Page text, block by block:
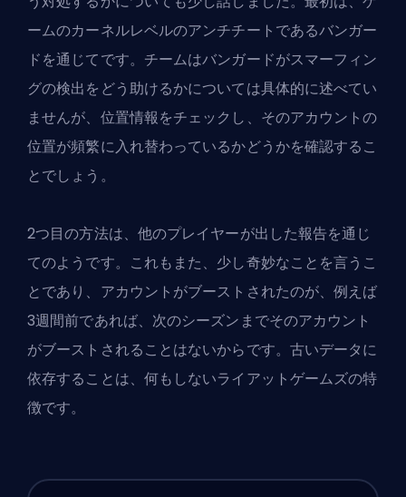
ームのカーネルレベルのアンチチートであるバンガー
ドを通じてです。チームはバンガードがスマーフィン
グの検出をどう助けるかについては具体的に述べてい
ませんが、位置情報をチェックし、そのアカウントの
位置が頻繁に入れ替わっているかどうかを確認するこ
とでしょう。
2つ目の方法は、他のプレイヤーが出した報告を通じ
てのようです。これもまた、少し奇妙なことを言うこ
とであり、アカウントがブーストされたのが、例えば
3週間前であれば、次のシーズンまでそのアカウント
がブーストされることはないからです。古いデータに
依存することは、何もしないライアットゲームズの特
徴です。